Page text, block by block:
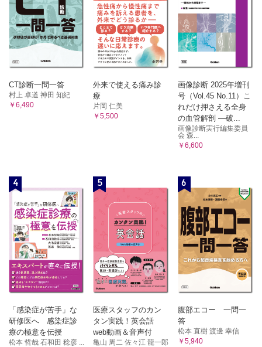
CT診断一問一答
村上 卓道 神田 知紀
￥6,490
外来で使える痛み診
療
片岡 仁美
￥5,500
画像診断 2025年増刊
号（Vol.45 No.11）こ
れだけ押さえる全身
の血管解剖 ―破...
画像診断実行編集委員
会 森...
￥6,600
4
「感染症が苦手」な
研修医へ 感染症診
療の極意を伝授
松本 哲哉 石和田 稔彦 ...
5
医療スタッフのカン
タン実践！英会話
web動画＆音声付
亀山 周二 佐々江 龍一郎
6
腹部エコー 一問一
答
松本 直樹 渡邊 幸信
￥5,940